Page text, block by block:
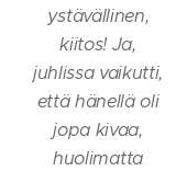
ystävällinen,
kiitos! Ja,
juhlissa vaikutti,
että hänellä oli
jopa kivaa,
huolimatta